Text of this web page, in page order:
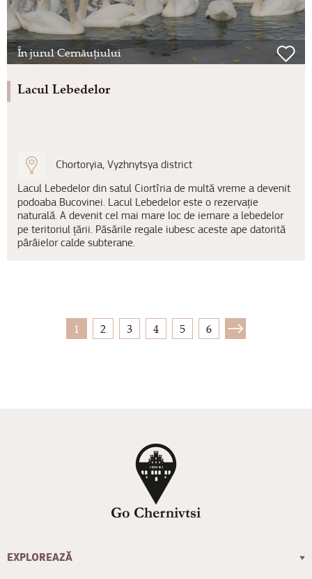
În jurul Cernăuțiului
Lacul Lebedelor
Chortoryia, Vyzhnytsya district
Lacul Lebedelor din satul Ciortîria de multă vreme a devenit
podoaba Bucovinei. Lacul Lebedelor este o rezervație
naturală. A devenit cel mai mare loc de iernare a lebedelor
pe teritoriul țării. Păsările regale iubesc aceste ape datorită
pârâielor calde subterane.
1 2 3 4 5 6
EXPLOREAZĂ